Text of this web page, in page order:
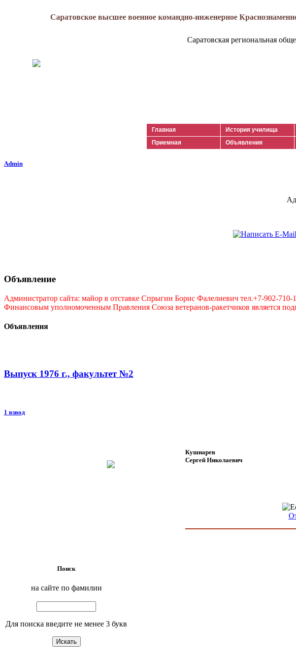
Саратовское высшее военное командно-инженерное
Саратовская региональная
Главная История училища
Приемная
Объявления
Admin
Объявление
Администратор сайта: майор в отставке Спрыгин Борис Фалелиевич тел.+7-902-
Финансовым уполномоченным Правления Союза ветеранов-ракетчиков является
Объявления
Выпуск 1976 г., факультет №2
1 взвод
Кушнарев
Сергей Николаевич
Поиск
на сайте по фамилии
Для поиска введите не менее 3 букв